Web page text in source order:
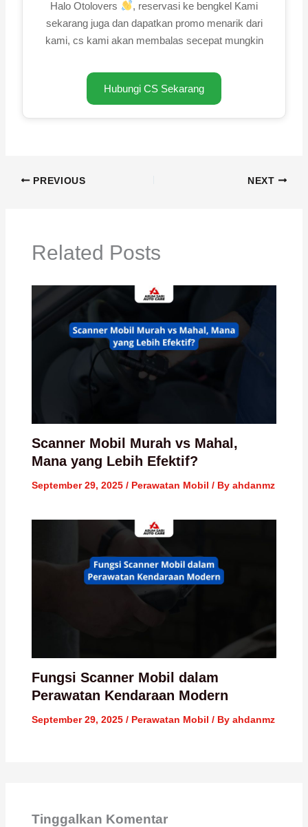
Halo Otolovers
, reservasi ke bengkel Kami
sekarang juga dan dapatkan promo menarik dari
kami, cs kami akan membalas secepat mungkin
Hubungi CS Sekarang
PREVIOUS NEXT
Related Posts
Scanner Mobil Murah vs Mahal,
Mana yang Lebih Efektif?
September 29, 2025 / Perawatan Mobil / By ahdanmz
Fungsi Scanner Mobil dalam
Perawatan Kendaraan Modern
September 29, 2025 / Perawatan Mobil / By ahdanmz
Tinggalkan Komentar